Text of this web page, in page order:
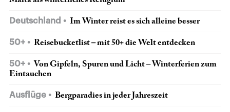
Deutschland Im Winter reist es sich alleine besser
50+ Reisebucketlist – mit 50+ die Welt entdecken
50+
Von Gipfeln, Spuren und Licht – Winterferien zum
Eintauchen
Ausflüge Bergparadies in jeder Jahreszeit